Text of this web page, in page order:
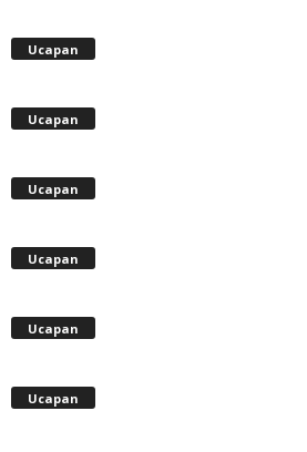
Ucapan
Ucapan
Ucapan
Ucapan
Ucapan
Ucapan